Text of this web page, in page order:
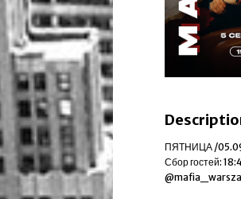
ПЯТНИЦА /
Сбор гостей: